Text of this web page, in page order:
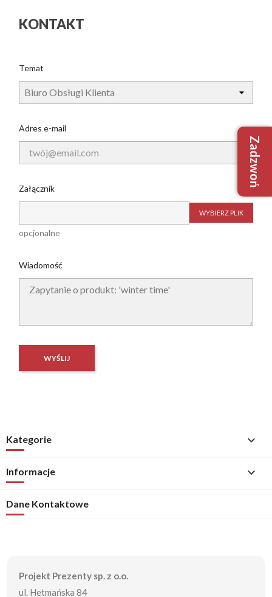
KONTAKT
Temat
Adres e-mail
Załącznik
WYBIERZ PLIK
opcjonalne
Wiadomość
Kategorie 
Informacje 
Dane Kontaktowe
Projekt Prezenty sp. z o.o.
ul. Hetmańska 84
Zadzwoń
+48
+48